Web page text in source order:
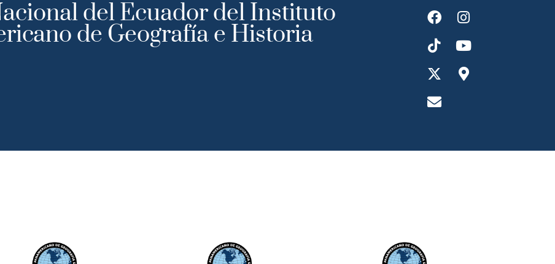
del Ecuador del Instituto
de Geografía e Historia